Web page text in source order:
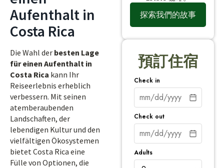
Aufenthalt in
Costa Rica
Die Wahl der besten Lage
für einen Aufenthalt in
Costa Rica kann Ihr
Reiseerlebnis erheblich
verbessern. Mit seinen
atemberaubenden
Landschaften, der
lebendigen Kultur und den
vielfältigen Ökosystemen
bietet Costa Rica eine
Fülle von Optionen, die
探索我們的故事
預訂住宿
Check in
Check out
Adults